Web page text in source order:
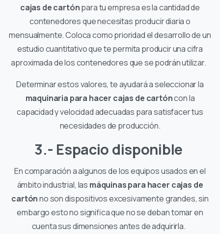
cajas de cartónpara tu empresa es la cantidad de
contenedores que necesitas producir diaria o
mensualmente. Coloca como prioridad el desarrollo de un
estudio cuantitativo que te permita producir una cifra
aproximada de los contenedores que se podrán utilizar.
Determinar estos valores, te ayudará a seleccionar la
maquinaria para hacer cajas de cartóncon la
capacidad y velocidad adecuadas para satisfacer tus
necesidades de producción.
3.- Espacio disponible
En comparación a algunos de los equipos usados en el
ámbito industrial, las máquinas para hacer cajas de
cartónno son dispositivos excesivamente grandes, sin
embargo esto no significa que no se deban tomar en
cuenta sus dimensiones antes de adquirirla.